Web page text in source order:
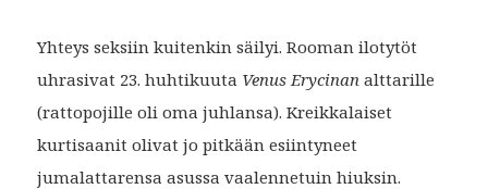
Yhteys seksiin kuitenkin säilyi. Rooman ilotytöt
uhrasivat 23. huhtikuuta Venus Erycinan alttarille
(rattopojille oli oma juhlansa). Kreikkalaiset
kurtisaanit olivat jo pitkään esiintyneet
jumalattarensa asussa vaalennetuin hiuksin.